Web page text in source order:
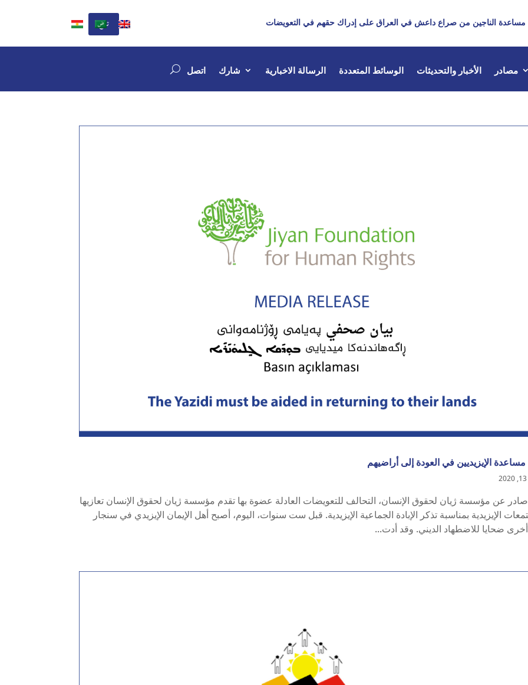
تبرع مساعدة الناجين من صراع داعش في العراق على إدراك حقهم في التعويضات
مصادر الأخبار والتحديثات الوسائط المتعددة الرسالة الاخبارية شارك اتصل
الإيزيديين في العودة إلى أراضيهم
صادر عن مؤسسة ژيان لحقوق الإنسان، التحالف للتعويضات العادلة عضوة بها تقدم مؤسسة ژيان لحقوق الإنسان تعازيها
الإيزيدية بمناسبة تذكر الإبادة الجماعية الإيزيدية. قبل ست سنوات، اليوم، أصبح أهل الإيمان الإيزيدي في سنجار
ضحايا للاضطهاد الديني. وقد أدت...